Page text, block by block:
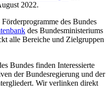
2022.
des Bundes
des Bundesministeriums
alle Bereiche und Zielgruppen
Bundes finden Interessierte
der Bundesregierung und der
Wir verlinken direkt